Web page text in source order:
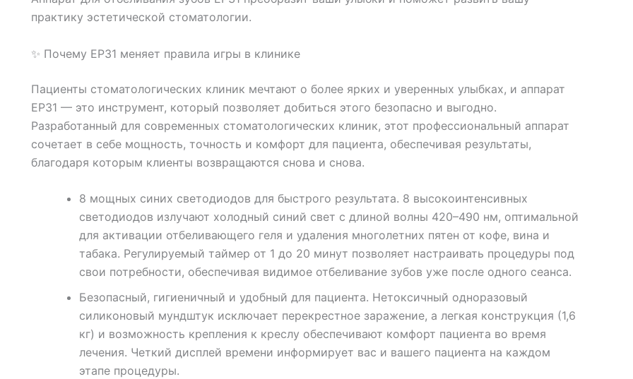
практику эстетической стоматологии.
✨ Почему EP31 меняет правила игры в клинике
Пациенты стоматологических клиник мечтают о более ярких и уверенных улыбках, и аппарат
EP31 — это инструмент, который позволяет добиться этого безопасно и выгодно.
Разработанный для современных стоматологических клиник, этот профессиональный аппарат
сочетает в себе мощность, точность и комфорт для пациента, обеспечивая результаты,
благодаря которым клиенты возвращаются снова и снова.
8 мощных синих светодиодов для быстрого результата. 8 высокоинтенсивных
светодиодов излучают холодный синий свет с длиной волны 420–490 нм, оптимальной
для активации отбеливающего геля и удаления многолетних пятен от кофе, вина и
табака. Регулируемый таймер от 1 до 20 минут позволяет настраивать процедуры под
свои потребности, обеспечивая видимое отбеливание зубов уже после одного сеанса.
Безопасный, гигиеничный и удобный для пациента. Нетоксичный одноразовый
силиконовый мундштук исключает перекрестное заражение, а легкая конструкция (1,6
кг) и возможность крепления к креслу обеспечивают комфорт пациента во время
лечения. Четкий дисплей времени информирует вас и вашего пациента на каждом
этапе процедуры.